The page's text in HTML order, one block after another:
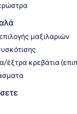
μαξιλαριών
έξτρα κρεβάτια